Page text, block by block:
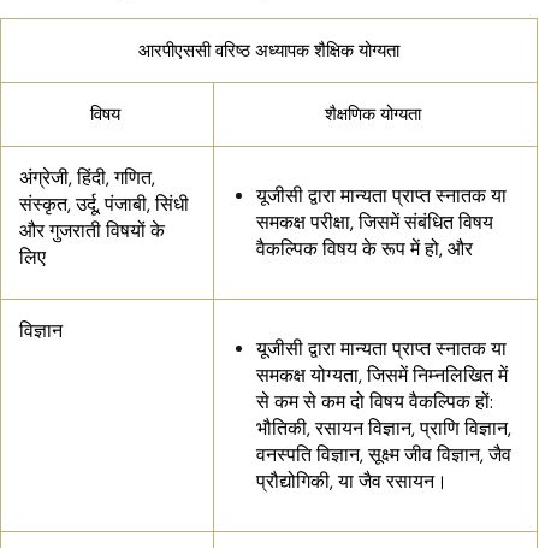
आरपीएससी वरिष्ठ अध्यापक शैक्षिक योग्यता
विषय शैक्षणिक योग्यता
अंग्रेजी, हिंदी, गणित,
संस्कृत, उर्दू, पंजाबी, सिंधी
और गुजराती विषयों के
लिए
यूजीसी द्वारा मान्यता प्राप्त स्नातक या
समकक्ष परीक्षा, जिसमें संबंधित विषय
वैकल्पिक विषय के रूप में हो, और
विज्ञान
यूजीसी द्वारा मान्यता प्राप्त स्नातक या
समकक्ष योग्यता, जिसमें निम्नलिखित में
से कम से कम दो विषय वैकल्पिक हों:
भौतिकी, रसायन विज्ञान, प्राणि विज्ञान,
वनस्पति विज्ञान, सूक्ष्म जीव विज्ञान, जैव
प्रौद्योगिकी, या जैव रसायन।